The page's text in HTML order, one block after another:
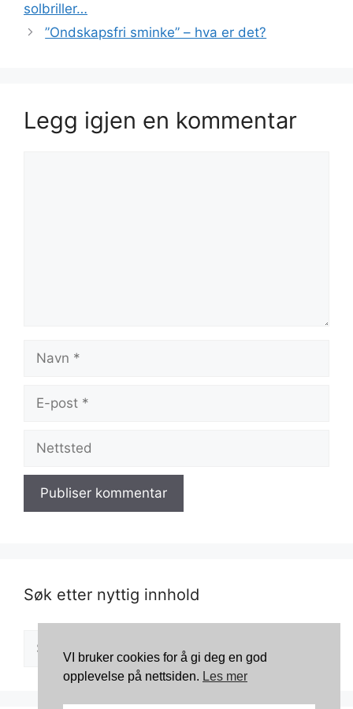
solbriller…
”Ondskapsfri sminke” – hva er det?
Legg igjen en kommentar
Navn
Nettsted
Søk etter nyttig innhold
VI bruker cookies for å gi deg en god
opplevelse på nettsiden. Les mer